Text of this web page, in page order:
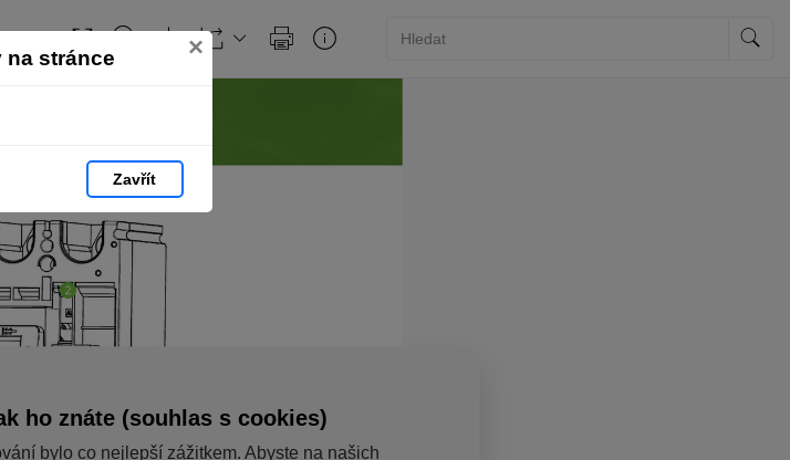
na stránce ×
Zavřít
ho znáte (souhlas s cookies)
bylo co nejlepší zážitkem. Abyste na našich